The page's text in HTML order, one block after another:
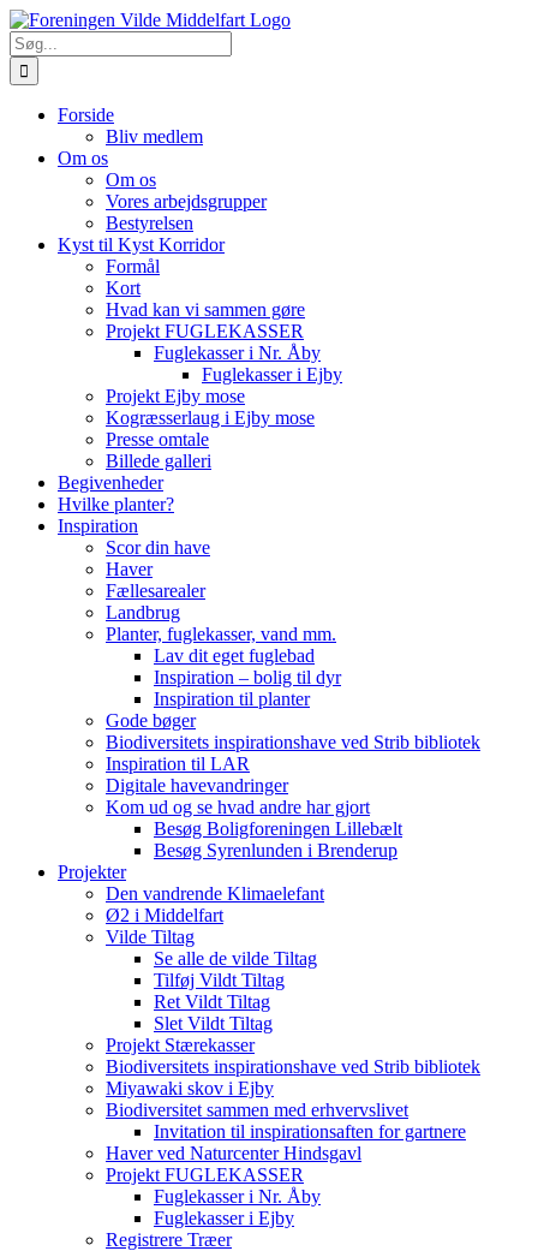
Skip
to
content
Søg
efter:
Forside
Bliv medlem
Om os
Om os
Vores arbejdsgrupper
Bestyrelsen
Kyst til Kyst Korridor
Formål
Kort
Hvad kan vi sammen gøre
Projekt FUGLEKASSER
Fuglekasser i Nr. Åby
Fuglekasser i Ejby
Projekt Ejby mose
Kogræsserlaug i Ejby mose
Presse omtale
Billede galleri
Begivenheder
Hvilke planter?
Inspiration
Scor din have
Haver
Fællesarealer
Landbrug
Planter, fuglekasser, vand mm.
Lav dit eget fuglebad
Inspiration – bolig til dyr
Inspiration til planter
Gode bøger
Biodiversitets inspirationshave ved Strib bibliotek
Inspiration til LAR
Digitale havevandringer
Kom ud og se hvad andre har gjort
Besøg Boligforeningen Lillebælt
Besøg Syrenlunden i Brenderup
Projekter
Den vandrende Klimaelefant
Ø2 i Middelfart
Vilde Tiltag
Se alle de vilde Tiltag
Tilføj Vildt Tiltag
Ret Vildt Tiltag
Slet Vildt Tiltag
Projekt Stærekasser
Biodiversitets inspirationshave ved Strib bibliotek
Miyawaki skov i Ejby
Biodiversitet sammen med erhvervslivet
Invitation til inspirationsaften for gartnere
Haver ved Naturcenter Hindsgavl
Projekt FUGLEKASSER
Fuglekasser i Nr. Åby
Fuglekasser i Ejby
Registrere Træer